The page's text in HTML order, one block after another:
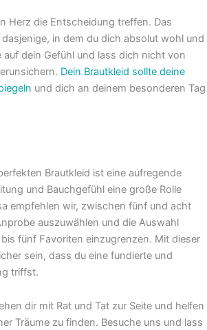
Herz die Entscheidung treffen. Das
in dem du dich absolut wohl und
auf dein Gefühl und lass dich nicht von
Dein Brautkleid sollte deine
und dich an deinem besonderen Tag
Brautkleid ist eine aufregende
und Bauchgefühl eine große Rolle
empfehlen wir, zwischen fünf und acht
auszuwählen und die Auswahl
fünf Favoriten einzugrenzen. Mit dieser
sein, dass du eine fundierte und
triffst.
dir mit Rat und Tat zur Seite und helfen
Träume zu finden. Besuche uns und lass